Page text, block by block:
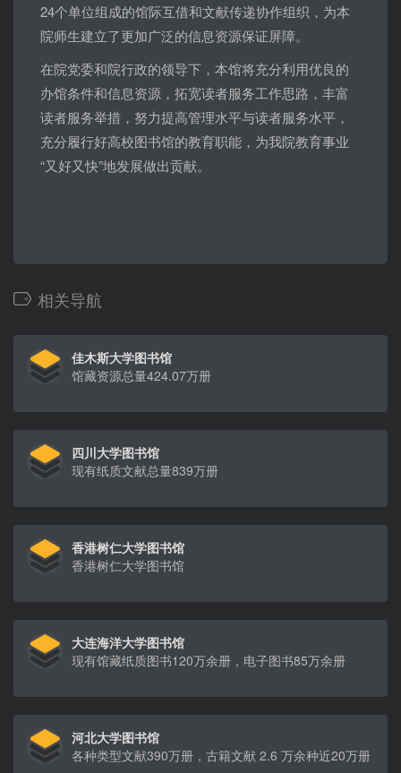
24个单位组成的馆际互借和文献传递协作组织，为本
院师生建立了更加广泛的信息资源保证屏障。
在院党委和院行政的领导下，本馆将充分利用优良的
办馆条件和信息资源，拓宽读者服务工作思路，丰富
读者服务举措，努力提高管理水平与读者服务水平，
充分履行好高校图书馆的教育职能，为我院教育事业
“又好又快”地发展做出贡献。
相关导航
佳木斯大学图书馆
馆藏资源总量424.07万册
四川大学图书馆
现有纸质文献总量839万册
香港树仁大学图书馆
香港树仁大学图书馆
大连海洋大学图书馆
现有馆藏纸质图书120万余册，电子图书85万余册
河北大学图书馆
各种类型文献390万册，古籍文献 2.6 万余种近20万册